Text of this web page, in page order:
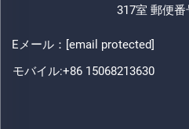
317室 郵便番
Eメール： [email protected]
モバイル:+86 15068213630